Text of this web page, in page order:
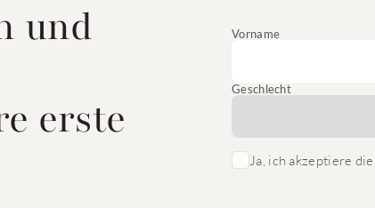
und
erste
Vorname
Geschlecht
Ja, ich akzeptiere die